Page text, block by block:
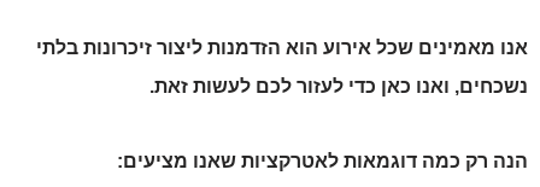
אנו מאמינים שכל אירוע הוא הזדמנות ליצור זיכרונות בלתי
נשכחים, ואנו כאן כדי לעזור לכם לעשות זאת.
הנה רק כמה דוגמאות לאטרקציות שאנו מציעים: